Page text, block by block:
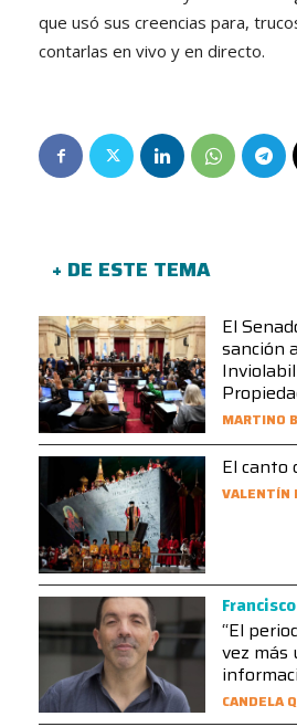
que usó sus creencias para,
contarlas en vivo y en directo.
+ DE ESTE TEMA
El
sanción
MARTINO
El canto
VALENTÍN
“El
vez más
CANDELA